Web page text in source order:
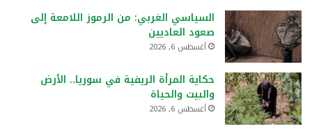
السياسي الغربي: من الرموز اللامعة إلى
صعود العاديين
أغسطس 6, 2026
حكاية المرأة الريفية في سوريا.. الأرض
والبيت والحياة
أغسطس 6, 2026